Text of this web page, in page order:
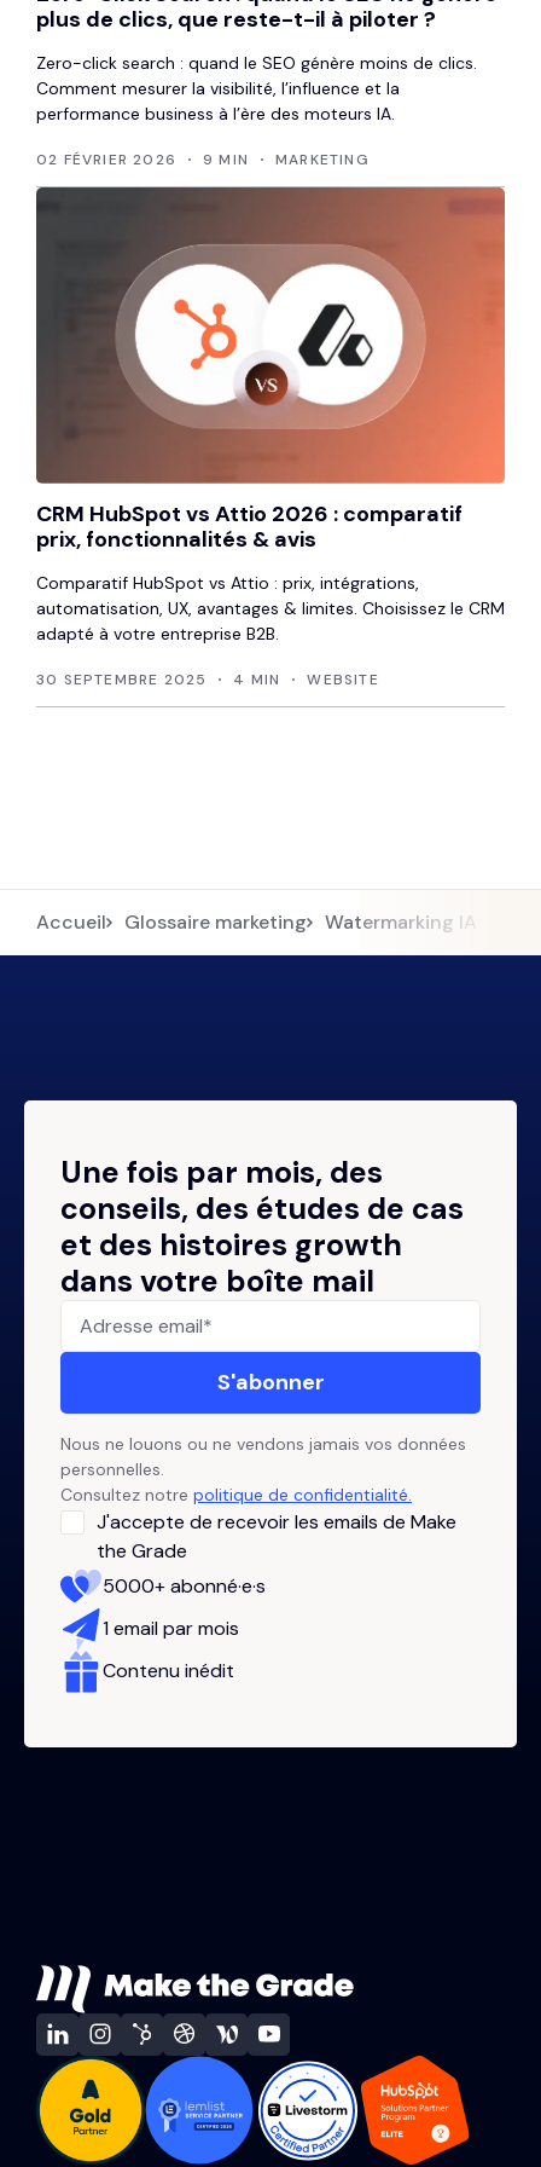
plus de clics, que reste-t-il à piloter ?
Zero-click search : quand le SEO génère moins de clics.
Comment mesurer la visibilité, l’influence et la
performance business à l’ère des moteurs IA.
02 FÉVRIER 2026 9 MIN MARKETING
CRM HubSpot vs Attio 2026 : comparatif
prix, fonctionnalités & avis
Comparatif HubSpot vs Attio : prix, intégrations,
automatisation, UX, avantages & limites. Choisissez le CRM
adapté à votre entreprise B2B.
30 SEPTEMBRE 2025 4 MIN WEBSITE
Accueil Glossaire marketing Watermarking IA
Une fois par mois, des
conseils, des études de cas
et des histoires growth
dans votre boîte mail
Nous ne louons ou ne vendons jamais vos données
personnelles.
Consultez notre politique de confidentialité.
J'accepte de recevoir les emails de Make
the Grade
5000+ abonné·e·s
1 email par mois
Contenu inédit